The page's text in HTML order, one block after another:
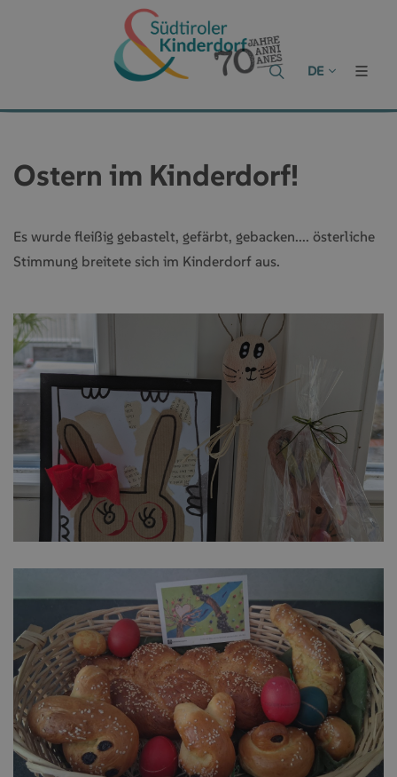
DE
Ostern im Kinderdorf!
Es wurde fleißig gebastelt, gefärbt, gebacken.... österliche
Stimmung breitete sich im Kinderdorf aus.